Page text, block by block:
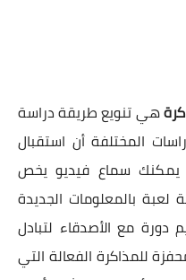
هي تنويع طريقة دراسة
المختلفة أن استقبال
يمكنك سماع فيديو يخص
لعبة بالمعلومات الجديدة
مع الأصدقاء لتبادل
للمذاكرة الفعالة التي